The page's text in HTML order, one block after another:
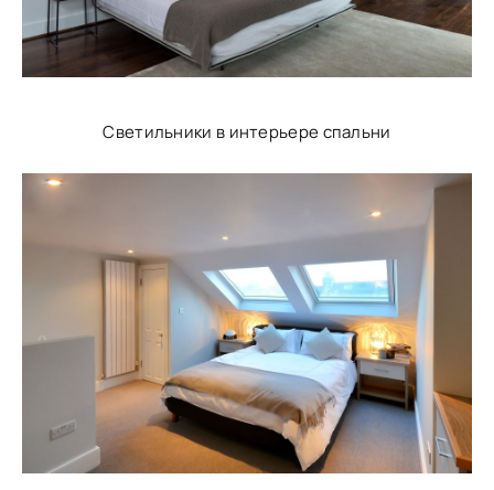
Светильники в интерьере спальни